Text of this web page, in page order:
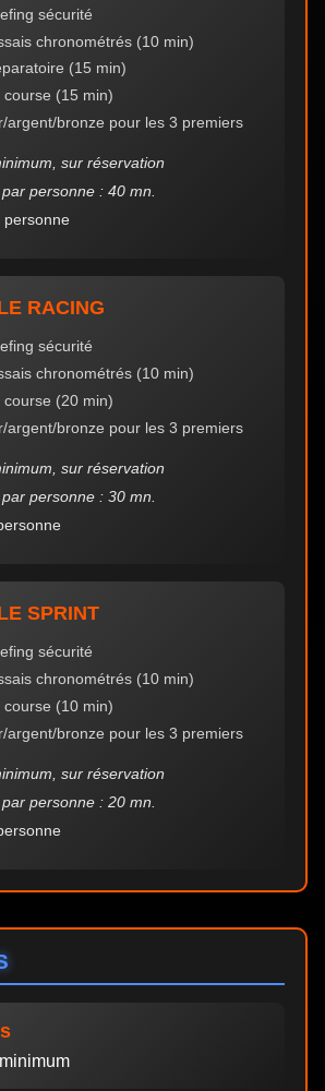
sécurité
chronométrés (10 min)
(15 min)
course (15 min)
argent/bronze pour les 3 premiers
sur réservation
personne : 40 mn.
personne
RACING
sécurité
chronométrés (10 min)
course (20 min)
argent/bronze pour les 3 premiers
sur réservation
personne : 30 mn.
SPRINT
sécurité
chronométrés (10 min)
course (10 min)
argent/bronze pour les 3 premiers
sur réservation
personne : 20 mn.